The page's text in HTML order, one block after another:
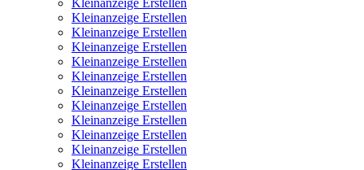
Kleinanzeige Erstellen
Kleinanzeige Erstellen
Kleinanzeige Erstellen
Kleinanzeige Erstellen
Kleinanzeige Erstellen
Kleinanzeige Erstellen
Kleinanzeige Erstellen
Kleinanzeige Erstellen
Kleinanzeige Erstellen
Kleinanzeige Erstellen
Kleinanzeige Erstellen